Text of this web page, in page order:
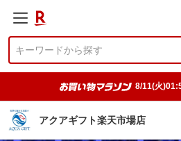
8/11(火
アクアギフト楽天市場店